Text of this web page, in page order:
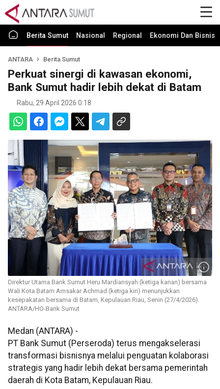
Berita Sumut Nasional Regional Ekonomi Dan Bisnis
ANTARA Berita Sumut
Perkuat sinergi di kawasan ekonomi,
Bank Sumut hadir lebih dekat di Batam
Rabu, 29 April 2026 0:18
Direktur Utama Bank Sumut Heru Mardiansyah (ketiga kanan) bersama
Wali Kota Batam Amsakar Achmad (ketiga kiri) menunjukkan
kesepakatan bersama di Batam, Kepulauan Riau, Senin (27/4/2026).
ANTARA/HO-Bank Sumut
Medan (ANTARA) -
PT Bank Sumut (Perseroda) terus mengakselerasi
transformasi bisnisnya melalui penguatan kolaborasi
strategis yang hadir lebih dekat bersama pemerintah
daerah di Kota Batam, Kepulauan Riau.